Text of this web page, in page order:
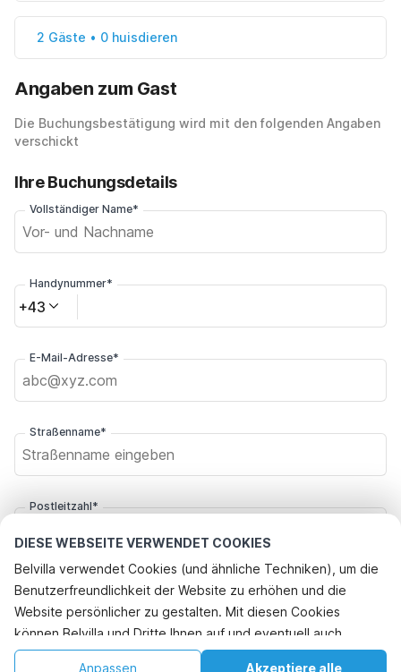
DIESE WEBSEITE VERWENDET COOKIES
Belvilla verwendet Cookies (und ähnliche Techniken), um die
Benutzerfreundlichkeit der Website zu erhöhen und die
Website persönlicher zu gestalten. Mit diesen Cookies
können Belvilla und Dritte Ihnen auf und eventuell auch
außerhalb unserer Website folgen, um Werbung Ihren
Akzeptiere alle
Anpassen
2 Gäste • 0 huisdieren
Angaben zum Gast
Die Buchungsbestätigung wird mit den folgenden Angaben
verschickt
Ihre Buchungsdetails
Vollständiger Name*
Handynummer*
+43
E-Mail-Adresse*
Straßenname*
Postleitzahl*
Klicken Sie hier, um sich von den Belvilla-Angebotsmails
abzumelden. Sie können sich in Zukunft jederzeit wieder
Diese Eigenschaft ist an ausgewählten
Daten nicht verfügbar. Versuchen Sie
Änderungsdaten